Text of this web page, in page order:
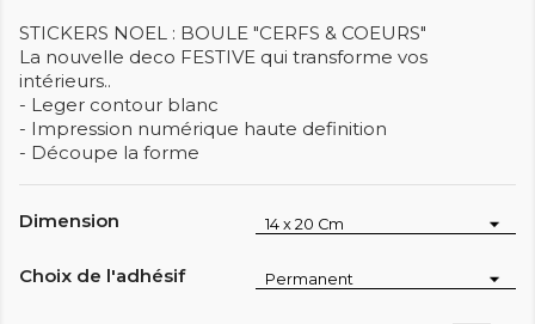
STICKERS NOEL : BOULE "CERFS & COEURS"
La nouvelle deco FESTIVE qui transforme vos
intérieurs..
- Leger contour blanc
- Impression numérique haute definition
- Découpe la forme
Dimension
Choix de l'adhésif